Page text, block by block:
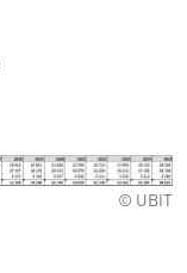
© UBIT